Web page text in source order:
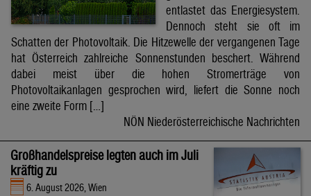
entlastet das Energiesystem.
Dennoch steht sie oft im
Schatten der Photovoltaik. Die Hitzewelle der vergangenen Tage
hat Österreich zahlreiche Sonnenstunden beschert. Während
dabei meist über die hohen Stromerträge von
Photovoltaikanlagen gesprochen wird, liefert die Sonne noch
eine zweite Form […]
NÖN Niederösterreichische Nachrichten
Großhandelspreise legten auch im Juli
kräftig zu
6. August 2026, Wien